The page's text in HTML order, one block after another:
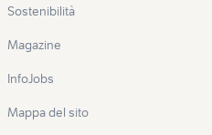
Sostenibilità
Magazine
InfoJobs
Mappa del sito